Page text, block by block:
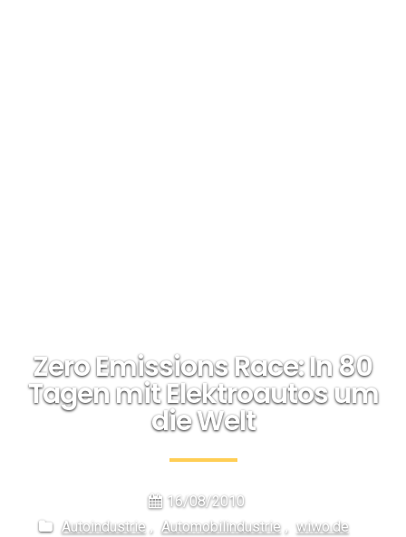
Zero Emissions Race: In 80
Tagen mit Elektroautos um
die Welt
16/08/2010
Autoindustrie
Automobilindustrie
wiwo.de